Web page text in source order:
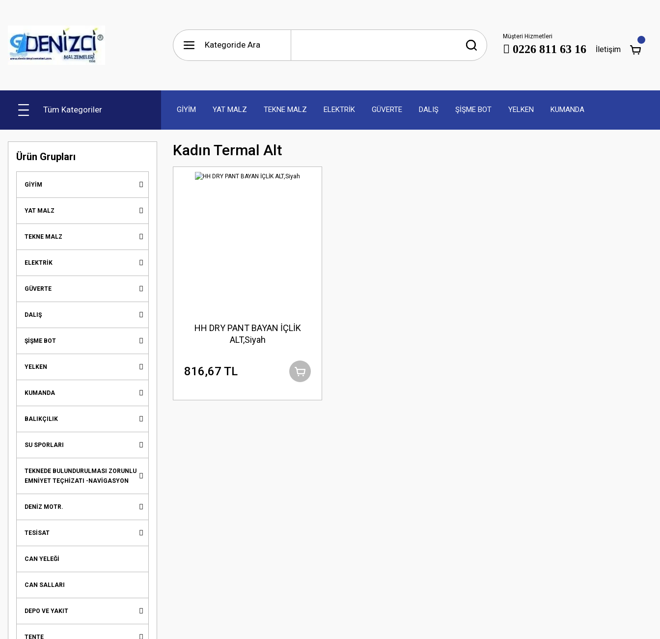
Müşteri Hizmetleri
0226 811 63 16 İletişim
Tüm Kategoriler GİYİM YAT MALZ TEKNE MALZ ELEKTRİK GÜVERTE DALIŞ ŞİŞME BOT YELKEN KUMANDA
Ürün Grupları
GİYİM
YAT MALZ
TEKNE MALZ
ELEKTRİK
GÜVERTE
DALIŞ
ŞİŞME BOT
YELKEN
KUMANDA
BALIKÇILIK
SU SPORLARI
TEKNEDE BULUNDURULMASI ZORUNLU
EMNİYET TEÇHİZATI -NAVİGASYON
DENİZ MOTR.
TESİSAT
CAN YELEĞİ
CAN SALLARI
DEPO VE YAKIT
TENTE
Kadın Termal Alt
HH DRY PANT BAYAN İÇLİK
ALT,Siyah
816,67 TL